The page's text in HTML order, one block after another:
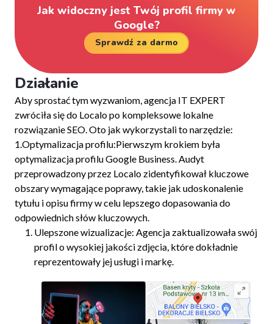
Jak widoczny jest Twój profil firmy w
Google?
Sprawdź za darmo
Działanie
Aby sprostać tym wyzwaniom, agencja IT EXPERT
zwróciła się do Localo po kompleksowe lokalne
rozwiązanie SEO. Oto jak wykorzystali to narzędzie:
1.Optymalizacja profilu:Pierwszym krokiem była
optymalizacja profilu Google Business. Audyt
przeprowadzony przez Localo zidentyfikował kluczowe
obszary wymagające poprawy, takie jak udoskonalenie
tytułu i opisu firmy w celu lepszego dopasowania do
odpowiednich słów kluczowych.
Ulepszone wizualizacje: Agencja zaktualizowała swój
profil o wysokiej jakości zdjęcia, które dokładnie
reprezentowały jej usługi i markę.